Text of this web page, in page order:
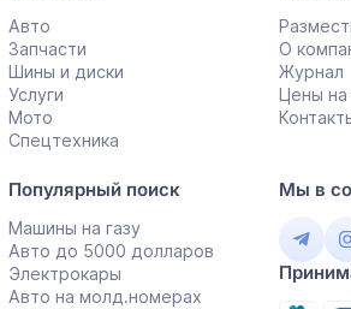
Авто
Запчасти
Шины и диски
Услуги
Мото
Спецтехника
О
Журнал
Цены
Популярный поиск
Машины на газу
Авто до 5000 долларов
Электрокары
Авто на молд.номерах
Мы в